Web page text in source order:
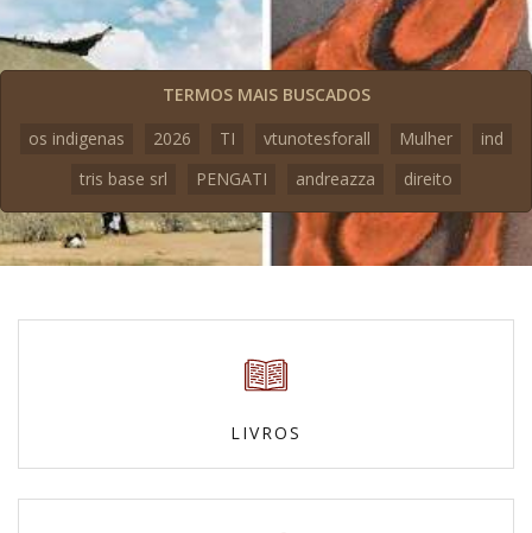
TERMOS MAIS BUSCADOS
os indigenas
2026 TI vtunotesforall Mulher
ind
tris base srl
PENGATI andreazza direito
LIVROS